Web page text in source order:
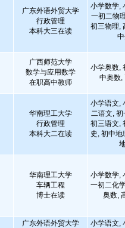
广东外语外贸大学
行政管理
本科大三在读
小学数学,
一初二物
初三物理,
广西师范大学
数学与应用数学
在职高中教师
小学奥数,
中奥数,
华南理工大学
行政管理
本科大二在读
小学语文,
二语文,
初三语文,
史, 初中地
华南理工大学
车辆工程
博士在读
小学数学,
一初二化
奥数,
广东外语外贸大学
小学语文,